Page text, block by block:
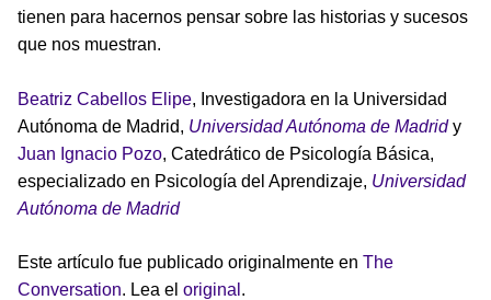
tienen para hacernos pensar sobre las historias y sucesos
que nos muestran.
Beatriz Cabellos Elipe, Investigadora en la Universidad
Autónoma de Madrid, Universidad Autónoma de Madridy
Juan Ignacio Pozo, Catedrático de Psicología Básica,
especializado en Psicología del Aprendizaje, Universidad
Autónoma de Madrid
Este artículo fue publicado originalmente en The
Conversation. Lea el original .